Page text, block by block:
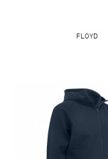
FLOYD